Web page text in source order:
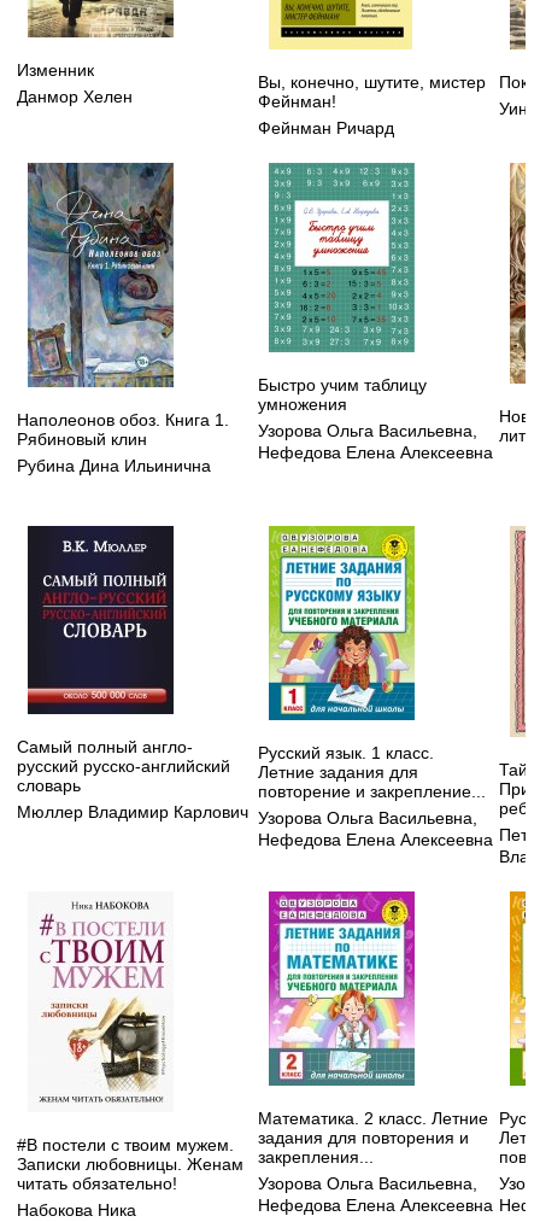
Изменник
Данмор Хелен
Вы, конечно, шутите, мистер
Фейнман!
Фейнман Ричард
Наполеонов обоз. Книга 1.
Рябиновый клин
Рубина Дина Ильинична
Быстро учим таблицу
умножения
Узорова Ольга Васильевна,
Нефедова Елена Алексеевна
Самый полный англо-
русский русско-английский
словарь
Мюллер Владимир Карлович
Русский язык. 1 класс.
Летние задания для
повторение и закрепление...
Узорова Ольга Васильевна,
Нефедова Елена Алексеевна
#В постели с твоим мужем.
Записки любовницы. Женам
читать обязательно!
Набокова Ника
Математика. 2 класс. Летние
задания для повторения и
закрепления...
Узорова Ольга Васильевна,
Нефедова Елена Алексеевна